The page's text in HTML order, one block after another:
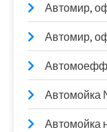
Автомир,
Автомир,
Автомойка
Автомойка